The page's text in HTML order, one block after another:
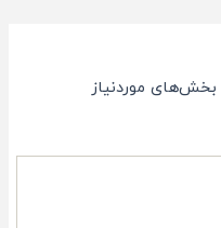
بخش‌های موردنیاز